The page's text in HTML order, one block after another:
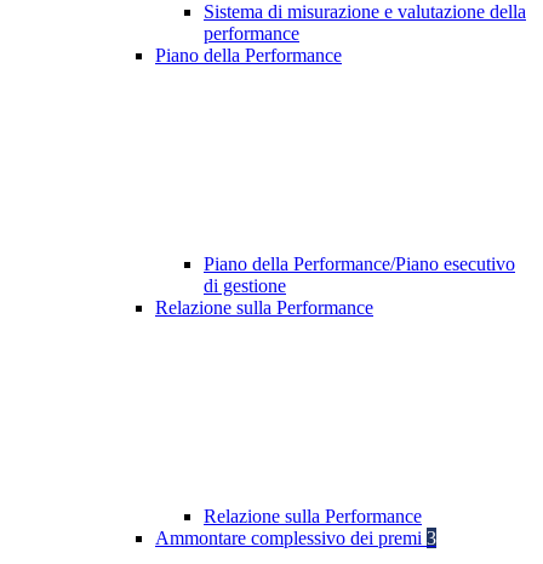
Sistema di misurazione e valutazione della
performance
Piano della Performance
Piano della Performance/Piano esecutivo
di gestione
Relazione sulla Performance
Relazione sulla Performance
Ammontare complessivo dei premi 3